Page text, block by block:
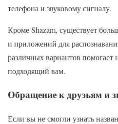
телефона и звуковому сигналу.
Кроме Shazam, существует
и приложений для
различных вариантов помогает
подходящий вам.
Обращение к друзьям и
Если вы не смогли узнать